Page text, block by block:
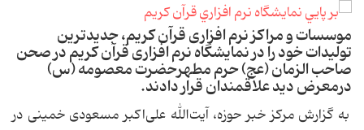
موسسات و مراکز نرم افزاری قرآن کریم، جدیدترین
تولیدات خود را در نمایشگاه نرم افزاری قرآن کریم در صحن
صاحب الزمان (عج) حرم مطهرحضرت معصومه (س)
درمعرض دید علاقمندان قرار دادند.
به گزارش مرکز خبر حوزه، آیت‌الله علی‌اکبر مسعودی خمینی در